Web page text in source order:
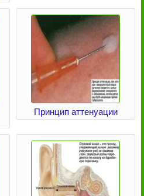
Принцип аттенуации